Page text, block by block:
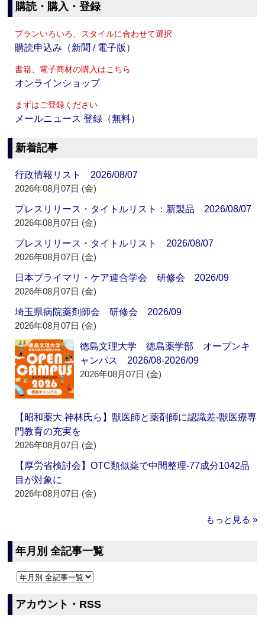
購読・購入・登録
プランいろいろ、スタイルに合わせて選択
購読申込み（新聞 / 電子版）
書籍、電子商材の購入はこちら
オンラインショップ
まずはご登録ください
メールニュース 登録（無料）
新着記事
行政情報リスト 2026/08/07
2026年08月07日 (金)
プレスリリース・タイトルリスト：新製品 2026/08/07
2026年08月07日 (金)
プレスリリース・タイトルリスト 2026/08/07
2026年08月07日 (金)
日本プライマリ・ケア連合学会 研修会 2026/09
2026年08月07日 (金)
埼玉県病院薬剤師会 研修会 2026/09
2026年08月07日 (金)
徳島文理大学 徳島薬学部 オープンキ
ャンパス 2026/08-2026/09
2026年08月07日 (金)
【昭和薬大 神林氏ら】獣医師と薬剤師に認識差‐獣医療専
門教育の充実を
2026年08月07日 (金)
【厚労省検討会】OTC類似薬で中間整理‐77成分1042品
目が対象に
2026年08月07日 (金)
もっと見る »
年月別 全記事一覧
アカウント・RSS